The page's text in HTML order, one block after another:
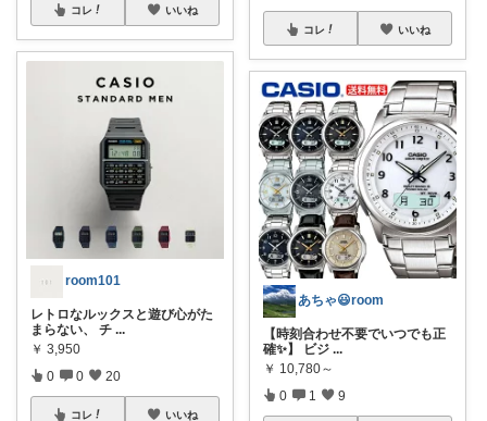
コレ いいね
room101
レトロなルックスと遊び心がた
まらない、 チ ...
￥ 3,950
0 0 20
コレ いいね
コレ いいね
あちゃ😃room
【時刻合わせ不要でいつでも正
確✨】 ビジ ...
￥ 10,780～
0 1 9